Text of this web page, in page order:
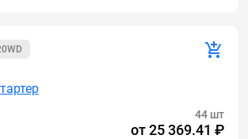
44 шт
от25 369.41 ₽